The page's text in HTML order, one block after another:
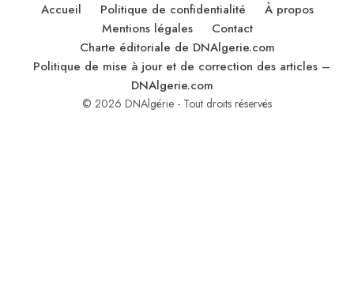
Accueil Politique de confidentialité
À propos
Mentions légales
Contact
Charte éditoriale de DNAlgerie.com
Politique de mise à jour et de correction des articles –
DNAlgerie.com
© 2026 DNAlgérie - Tout droits réservés